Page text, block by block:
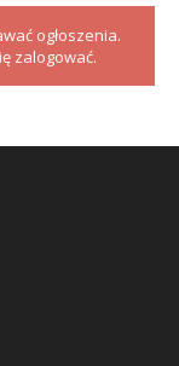
ogłoszenia.
zalogować.